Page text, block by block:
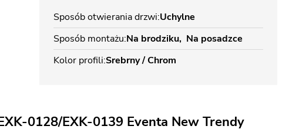
Sposób otwierania drzwi Uchylne
Sposób montażu Na brodziku Na posadzce
Kolor profili Srebrny / Chrom
0128/EXK-0139 Eventa New Trendy